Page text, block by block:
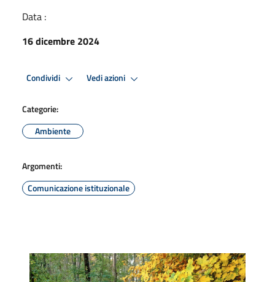
Data :
16 dicembre 2024
Condividi Vedi azioni
Categorie:
Ambiente
Argomenti:
Comunicazione istituzionale